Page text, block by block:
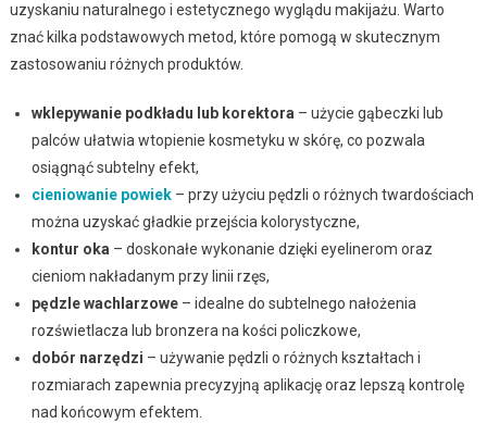
uzyskaniu naturalnego i estetycznego wyglądu makijażu. Warto
znać kilka podstawowych metod, które pomogą w skutecznym
zastosowaniu różnych produktów.
wklepywanie podkładu lub korektora – użycie gąbeczki lub
palców ułatwia wtopienie kosmetyku w skórę, co pozwala
osiągnąć subtelny efekt,
cieniowanie powiek– przy użyciu pędzli o różnych twardościach
można uzyskać gładkie przejścia kolorystyczne,
kontur oka – doskonałe wykonanie dzięki eyelinerom oraz
cieniom nakładanym przy linii rzęs,
pędzle wachlarzowe– idealne do subtelnego nałożenia
rozświetlacza lub bronzera na kości policzkowe,
dobór narzędzi – używanie pędzli o różnych kształtach i
rozmiarach zapewnia precyzyjną aplikację oraz lepszą kontrolę
nad końcowym efektem.